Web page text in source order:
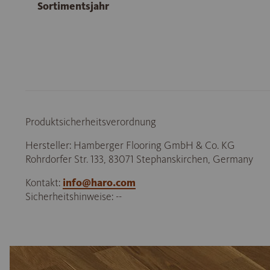
Sortimentsjahr
Produktsicherheitsverordnung
Hersteller: Hamberger Flooring GmbH & Co. KG
Rohrdorfer Str. 133, 83071 Stephanskirchen, Germany
Kontakt: info@haro.com
Sicherheitshinweise: --